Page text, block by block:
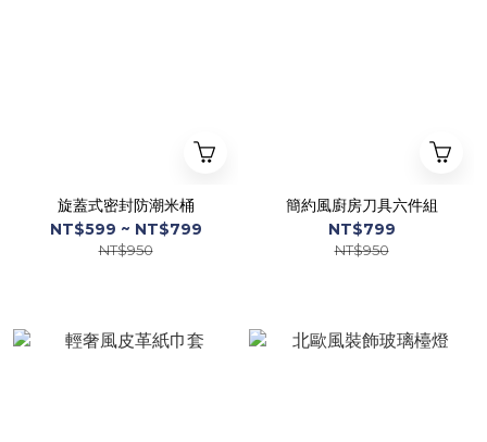
旋蓋式密封防潮米桶
NT$599 ~ NT$799
NT$950
簡約風廚房刀具六件組
NT$799
NT$950